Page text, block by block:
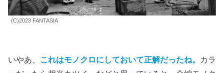
(C)2023 FANTASIA
いやあ、 これはモノクロにしておいて正解だったね。
カラ